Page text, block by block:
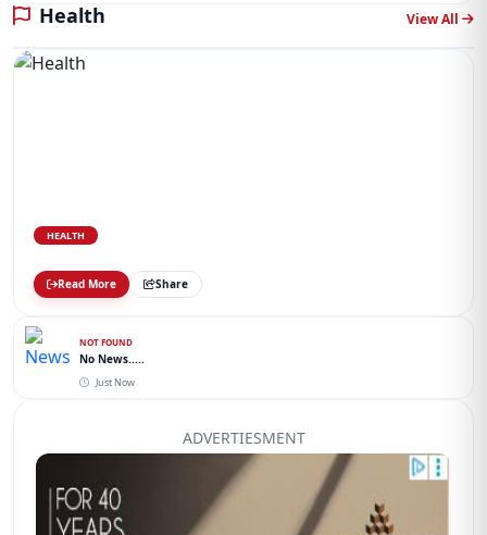
Health View All
HEALTH
Read More Share
NOT FOUND
No News.....
Just Now
ADVERTIESMENT